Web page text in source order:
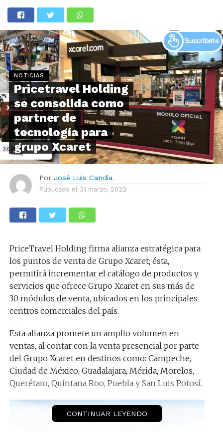
NOTICIAS
Pricetravel Holding
se consolida como
partner de
tecnología para
grupo Xcaret
Por José Luis Candia
Publicado el 31 marzo, 2022
PriceTravel Holding firma alianza estratégica para
los puntos de venta de Grupo Xcaret; ésta,
permitirá incrementar el catálogo de productos y
servicios que ofrece Grupo Xcaret en sus más de
30 módulos de venta, ubicados en los principales
centros comerciales del país.
Esta alianza promete un amplio volumen en
ventas, al contar con la venta presencial por parte
del Grupo Xcaret en destinos como: Campeche,
Ciudad de México, Guadalajara, Mérida, Morelos,
Querétaro, Quintana Roo, Puebla y San Luis Potosí.
CONTINUAR LEYENDO